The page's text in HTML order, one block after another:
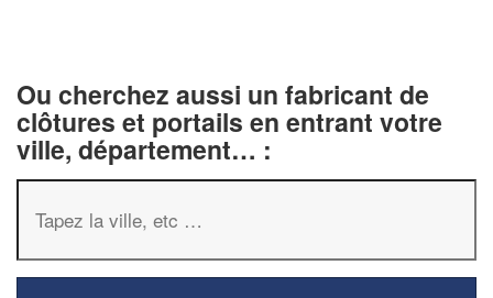
Ou cherchez aussi un fabricant de
clôtures et portails en entrant votre
ville, département… :